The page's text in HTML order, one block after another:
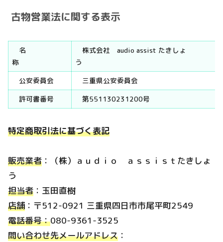
古物営業法に関する表示
名
称
株式会社 audio assist たきしょ
公安委員会
三重県公安委員会
許可書番号
第551130231200号
特定商取引法に基づく表記
販売業者 ：（株）ａｕｄｉｏ ａｓｓｉｓｔたきしょ
う
担当者 ：玉田直樹
店舗 ：〒512-0921 三重県四日市市尾平町2549
電話番号：080-9361-3525
問い合わせ先メールアドレス ：